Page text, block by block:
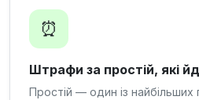
⏰
Штрафи за простій, які
Простій — один із найбільших